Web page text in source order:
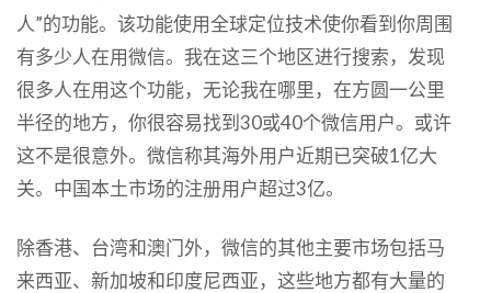
人”的功能。该功能使用全球定位技术使你看到你周围
有多少人在用微信。我在这三个地区进行搜索，发现
很多人在用这个功能，无论我在哪里，在方圆一公里
半径的地方，你很容易找到30或40个微信用户。或许
这不是很意外。微信称其海外用户近期已突破1亿大
关。中国本土市场的注册用户超过3亿。
除香港、台湾和澳门外，微信的其他主要市场包括马
来西亚、新加坡和印度尼西亚，这些地方都有大量的